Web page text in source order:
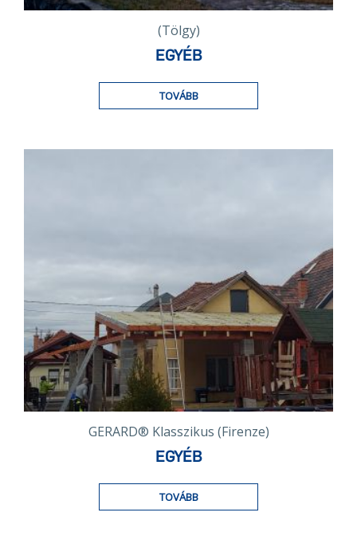
(Tölgy)
EGYÉB
TOVÁBB
GERARD® Klasszikus (Firenze)
EGYÉB
TOVÁBB